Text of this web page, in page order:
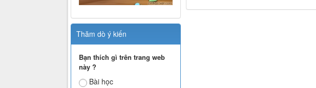
Thăm dò ý kiến
Bạn thích gì trên trang web
này ?
Bài học